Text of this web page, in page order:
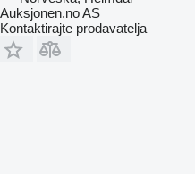
Auksjonen.no AS
Kontaktirajte prodavatelja